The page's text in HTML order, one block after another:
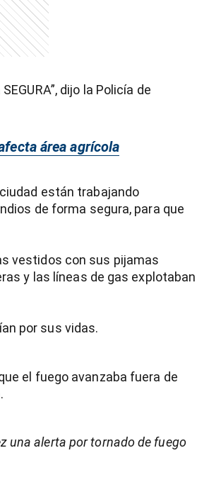
dijo la Policía de
área agrícola
están trabajando
de forma segura, para que
vestidos con sus pijamas
y las líneas de gas explotaban
por sus vidas.
el fuego avanzaba fuera de
una alerta por tornado de fuego